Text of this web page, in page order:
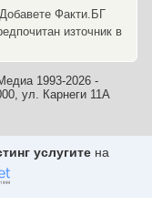
Добавете Факти.БГ
източник в
1993-2026 -
ул. Карнеги 11А
услугите на